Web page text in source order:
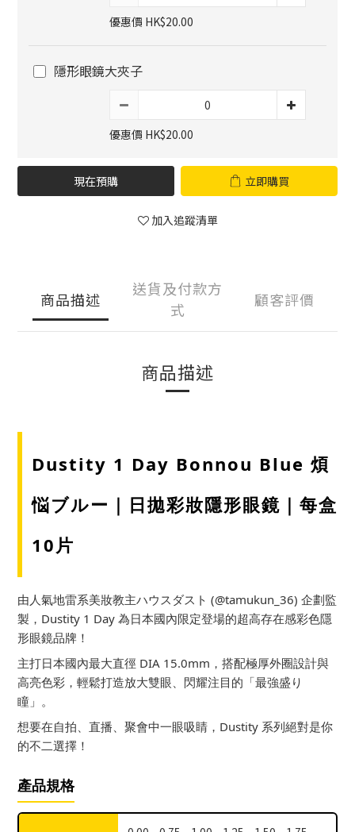
優惠價 HK$20.00
隱形眼鏡大夾子
優惠價 HK$20.00
現在預購 立即購買
加入追蹤清單
商品描述
送貨及付款方
式
顧客評價
商品描述
Dustity 1 Day Bonnou Blue 煩
悩ブルー｜日拋彩妝隱形眼鏡｜每盒
10片
由人氣地雷系美妝教主ハウスダスト (@tamukun_36) 企劃監
製，Dustity 1 Day 為日本國內限定登場的超高存在感彩色隱
形眼鏡品牌！
主打日本國內最大直徑 DIA 15.0mm，搭配極厚外圈設計與
高亮色彩，輕鬆打造放大雙眼、閃耀注目的「最強盛り
瞳」。
想要在自拍、直播、聚會中一眼吸睛，Dustity 系列絕對是你
的不二選擇！
產品規格